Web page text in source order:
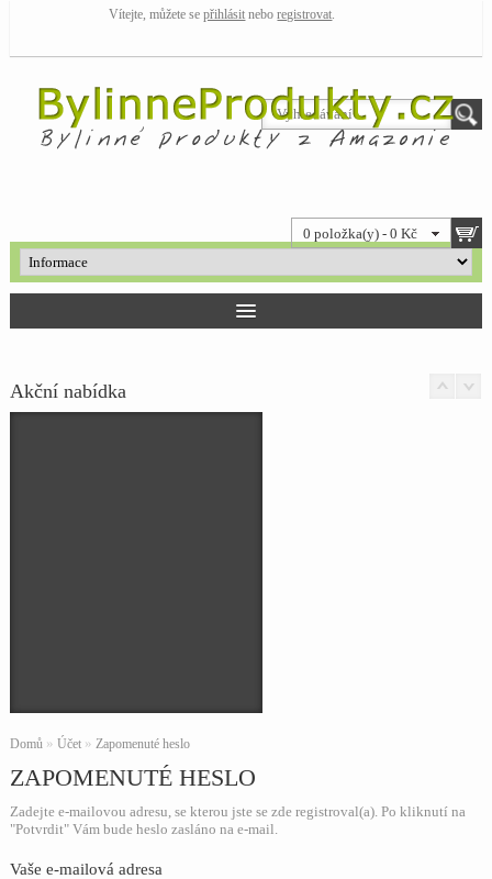
Vítejte, můžete sepřihlásit neboregistrovat.
0 položka(y) - 0 Kč
Akční nabídka
Domů» Účet» Zapomenuté heslo
ZAPOMENUTÉ HESLO
Zadejte e-mailovou adresu, se kterou jste se zde registroval(a). Po kliknutí na
"Potvrdit" Vám bude heslo zasláno na e-mail.
Vaše e-mailová adresa